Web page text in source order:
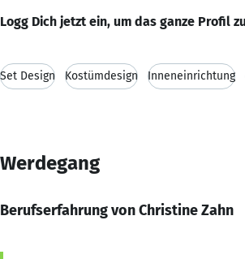
Logg Dich jetzt ein, um das ganze Profil
Set Design Kostümdesign Inneneinrichtung
Werdegang
Berufserfahrung von Christine Zahn